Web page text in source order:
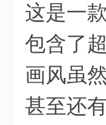
这是一
包含了
画风虽
甚至还